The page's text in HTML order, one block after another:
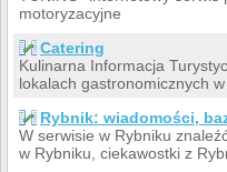
motoryzacyjne
Catering
Kulinarna Informacja
lokalach gastronomicznych w
Rybnik: wiadomości,
W serwisie w Rybniku
w Rybniku, ciekawostki z